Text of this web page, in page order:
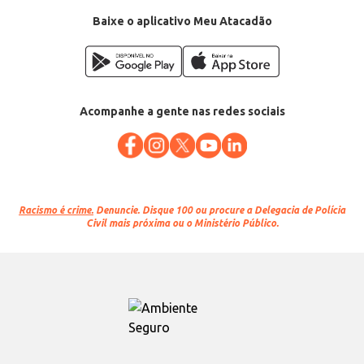
Baixe o aplicativo Meu Atacadão
Acompanhe a gente nas redes sociais
Racismo é crime. Denuncie. Disque 100 ou procure a Delegacia de Polícia
Civil mais próxima ou o Ministério Público.